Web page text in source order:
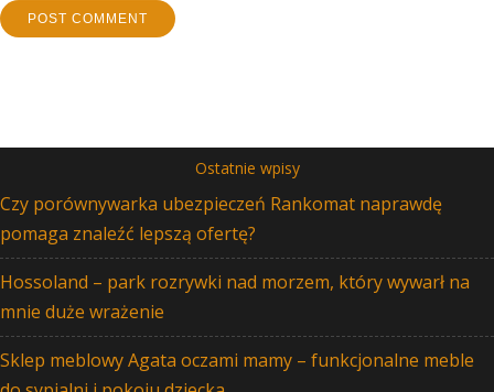
Ostatnie wpisy
Czy porównywarka ubezpieczeń Rankomat naprawdę
pomaga znaleźć lepszą ofertę?
Hossoland – park rozrywki nad morzem, który wywarł na
mnie duże wrażenie
Sklep meblowy Agata oczami mamy – funkcjonalne meble